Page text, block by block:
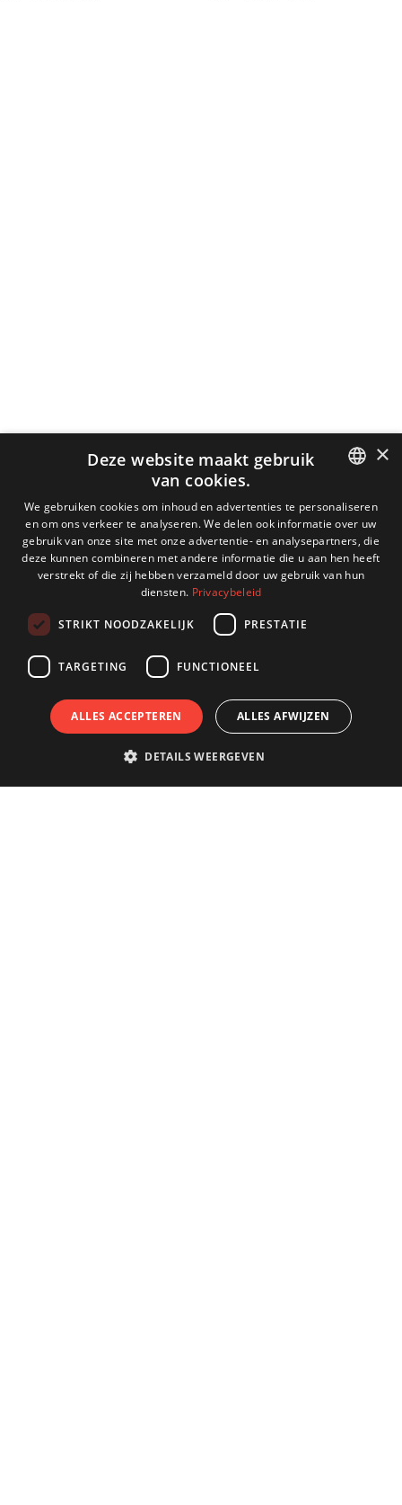
DUTCH
GERMAN
×
Deze website maakt gebruik
van cookies.
We gebruiken cookies om inhoud en advertenties te personaliseren
en om ons verkeer te analyseren. We delen ook informatie over uw
gebruik van onze site met onze advertentie- en analysepartners, die
deze kunnen combineren met andere informatie die u aan hen heeft
verstrekt of die zij hebben verzameld door uw gebruik van hun
diensten. Privacybeleid
STRIKT NOODZAKELIJK PRESTATIE
TARGETING FUNCTIONEEL
ALLES ACCEPTEREN ALLES AFWIJZEN
DETAILS WEERGEVEN